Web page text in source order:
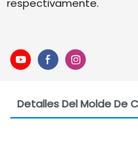
respectivamente.
Detalles Del Molde De